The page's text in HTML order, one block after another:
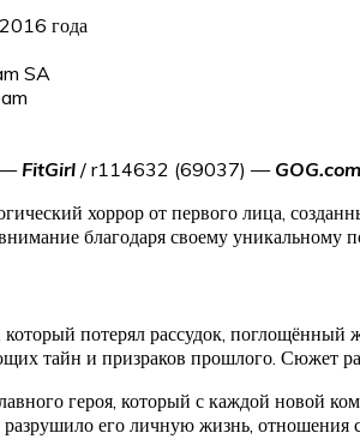
года
SA
— FitGirl / r114632 (69037) — GOG.com
хоррор от первого лица,
благодаря своему
потерял рассудок, поглощённый
тайн и призраков прошлого. Сюжет
героя, который с каждой новой
разрушило его личную жизнь,